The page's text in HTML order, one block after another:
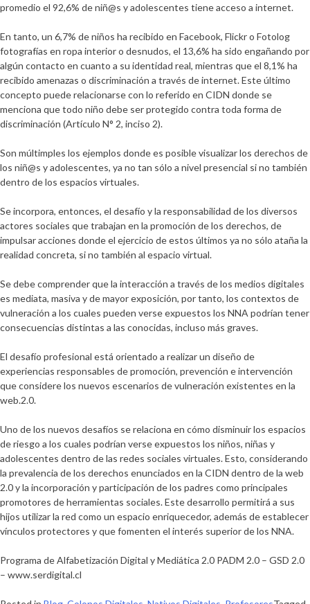
promedio el 92,6% de niñ@s y adolescentes tiene acceso a internet.
En tanto, un 6,7% de niños ha recibido en Facebook, Flickr o Fotolog
fotografías en ropa interior o desnudos, el 13,6% ha sido engañando por
algún contacto en cuanto a su identidad real, mientras que el 8,1% ha
recibido amenazas o discriminación a través de internet. Este último
concepto puede relacionarse con lo referido en CIDN donde se
menciona que todo niño debe ser protegido contra toda forma de
discriminación (Artículo N° 2, inciso 2).
Son múltimples los ejemplos donde es posible visualizar los derechos de
los niñ@s y adolescentes, ya no tan sólo a nivel presencial si no también
dentro de los espacios virtuales.
Se incorpora, entonces, el desafío y la responsabilidad de los diversos
actores sociales que trabajan en la promoción de los derechos, de
impulsar acciones donde el ejercicio de estos últimos ya no sólo ataña la
realidad concreta, si no también al espacio virtual.
Se debe comprender que la interacción a través de los medios digitales
es mediata, masiva y de mayor exposición, por tanto, los contextos de
vulneración a los cuales pueden verse expuestos los NNA podrían tener
consecuencias distintas a las conocidas, incluso más graves.
El desafío profesional está orientado a realizar un diseño de
experiencias responsables de promoción, prevención e intervención
que considere los nuevos escenarios de vulneración existentes en la
web.2.0.
Uno de los nuevos desafíos se relaciona en cómo disminuir los espacios
de riesgo a los cuales podrían verse expuestos los niños, niñas y
adolescentes dentro de las redes sociales virtuales. Esto, considerando
la prevalencia de los derechos enunciados en la CIDN dentro de la web
2.0 y la incorporación y participación de los padres como principales
promotores de herramientas sociales. Este desarrollo permitirá a sus
hijos utilizar la red como un espacio enriquecedor, además de establecer
vínculos protectores y que fomenten el interés superior de los NNA.
Programa de Alfabetización Digital y Mediática 2.0 PADM 2.0 – GSD 2.0
– www.serdigital.cl